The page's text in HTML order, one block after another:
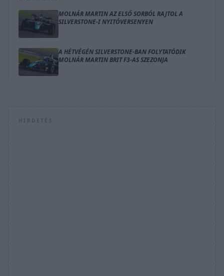
MOLNÁR MARTIN AZ ELSŐ SORBÓL RAJTOL A
SILVERSTONE-I NYITÓVERSENYEN
A HÉTVÉGÉN SILVERSTONE-BAN FOLYTATÓDIK
MOLNÁR MARTIN BRIT F3-AS SZEZONJA
HIRDETÉS